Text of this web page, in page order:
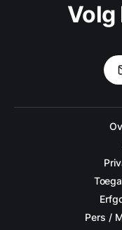
Volg
Pers /